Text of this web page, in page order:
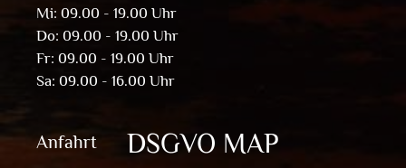
Mi: 09.00 - 19.00 Uhr
Do: 09.00 - 19.00 Uhr
Fr: 09.00 - 19.00 Uhr
Sa: 09.00 - 16.00 Uhr
Anfahrt DSGVO MAP